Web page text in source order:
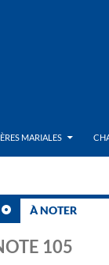
MARIALES
À NOTER
105